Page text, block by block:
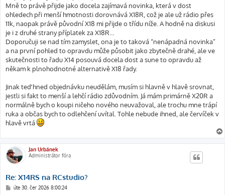
e
k
Mně to právě přijde jako docela zajímavá novinka, která v dost
ohledech při menší hmotnosti dorovnává X18R, což je ale už rádio přes
11k, naopak právě původní X18 mi přijde o třídu níže. A hodně na diskusi
je i z druhé strany příplatek za X18R…
Doporučuji se nad tím zamyslet, ona je to taková “nenápadná novinka”
a na první pohled to opravdu může působit jako zbytečně drahé, ale ve
skutečnosti to řadu X14 posouvá docela dost a sune to opravdu až
někam k plnohodnotné alternativě X18 řady.
Jinak teď hned objednávku neudělám, musím si hlavně v hlavě srovnat,
jestli si fakt to menší a lehčí rádio zdůvodním. Já mám primárně X20R a
normálně bych o koupi ničeho nového neuvažoval, ale trochu mne trápí
ruka a občas bych to odlehčení uvítal. Tohle nebude ihned, ale červíček v
hlavě vrtá
Jan Urbánek
Administrátor fóra
Re: X14RS na RCstudio?
Púte 30. čer 2026 8:00:24